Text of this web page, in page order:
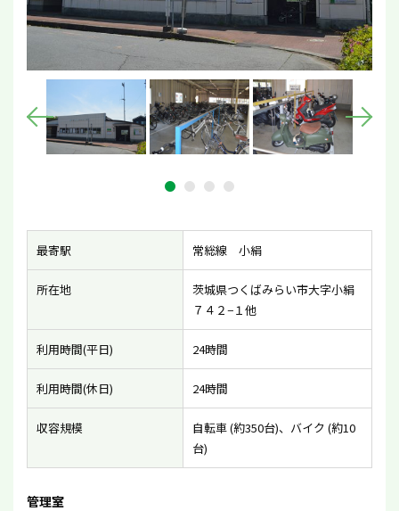
最寄駅 常総線 小絹
所在地
茨城県つくばみらい市大字小絹
７４２−１他
利用時間(平日) 24時間
利用時間(休日) 24時間
収容規模
自転車 (約350台)、バイク (約10
台)
管理室